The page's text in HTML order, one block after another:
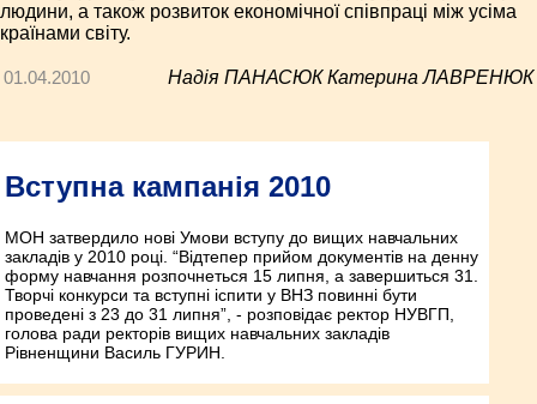
людини, а також розвиток економічної співпраці між усіма
країнами світу.
01.04.2010 Надія ПАНАСЮК Катерина ЛАВРЕНЮК
Вступна кампанія 2010
МОН затвердило нові Умови вступу до вищих навчальних
закладів у 2010 році. “Відтепер прийом документів на денну
форму навчання розпочнеться 15 липня, а завершиться 31.
Творчі конкурси та вступні іспити у ВНЗ повинні бути
проведені з 23 до 31 липня”, - розповідає ректор НУВГП,
голова ради ректорів вищих навчальних закладів
Рівненщини Василь ГУРИН.